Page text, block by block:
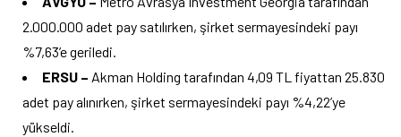
2.000.000 adet pay satılırken, şirket sermayesindeki payı
%7,63’e geriledi.
ERSU – Akman Holding tarafından 4,09 TL fiyattan 25.830
adet pay alınırken, şirket sermayesindeki payı %4,22’ye
yükseldi.